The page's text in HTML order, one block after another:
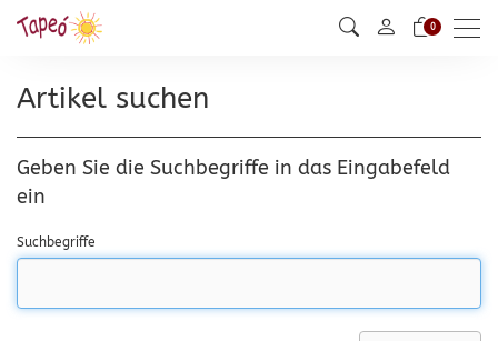
0
Artikel suchen
Geben Sie die Suchbegriffe in das Eingabefeld
ein
Suchbegriffe